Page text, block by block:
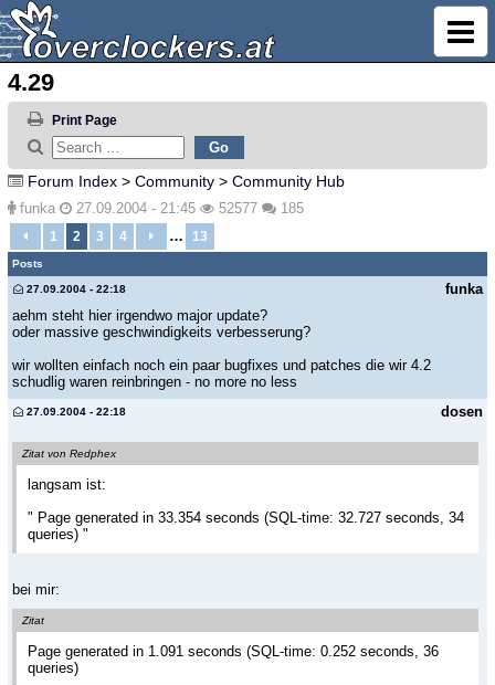
4.29
Print Page
Forum Index > Community > Community Hub
funka 27.09.2004 - 21:45 52577 185
1 2 3 4 … 13
Posts
funka
27.09.2004 - 22:18
aehm steht hier irgendwo major update?
oder massive geschwindigkeits verbesserung?
wir wollten einfach noch ein paar bugfixes und patches die wir 4.2
schudlig waren reinbringen - no more no less
dosen
27.09.2004 - 22:18
Zitat von Redphex
langsam ist:
" Page generated in 33.354 seconds (SQL-time: 32.727 seconds, 34
queries) "
bei mir:
Zitat
Page generated in 1.091 seconds (SQL-time: 0.252 seconds, 36
queries)